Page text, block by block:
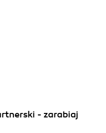
- zarabiaj